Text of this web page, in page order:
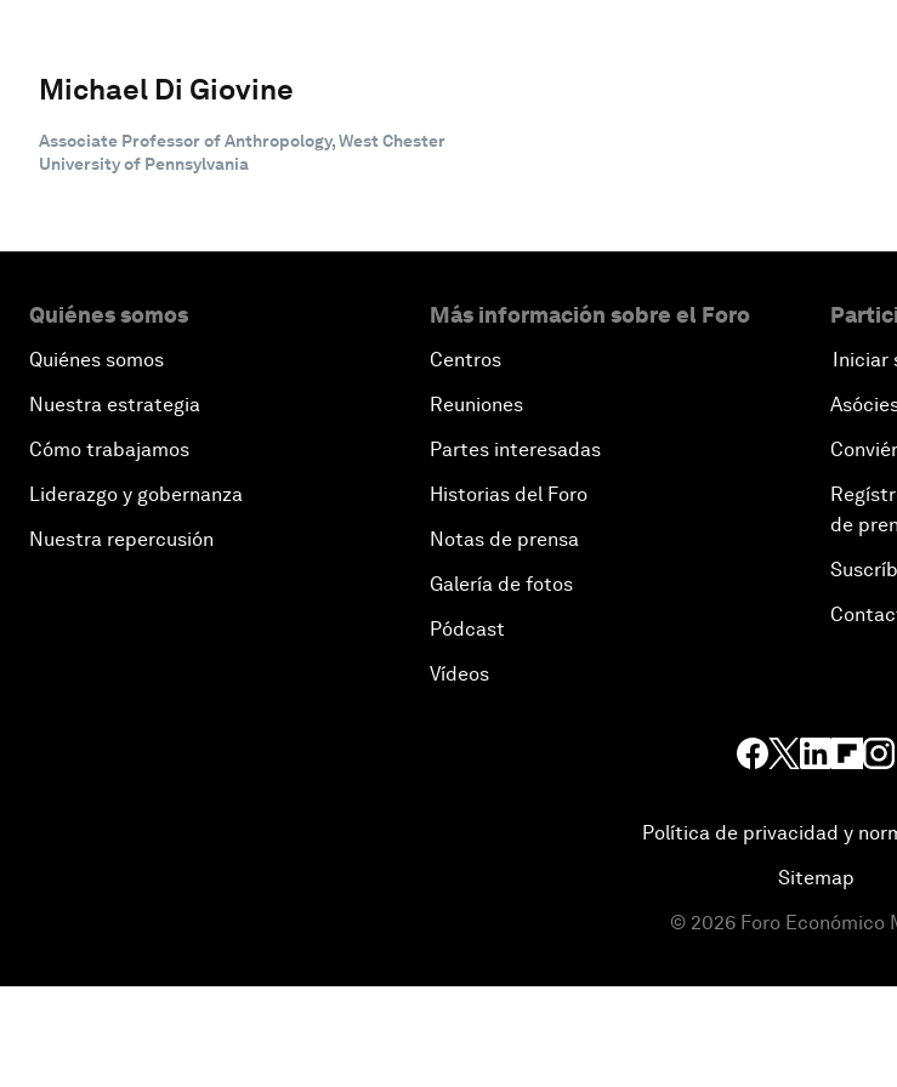
Michael Di Giovine
Associate Professor of Anthropology, West Chester
University of Pennsylvania
Quiénes somos
Quiénes somos
Nuestra estrategia
Cómo trabajamos
Liderazgo y gobernanza
Nuestra repercusión
Más información sobre el Foro
Centros
Reuniones
Partes interesadas
Historias del Foro
Notas de prensa
Galería de fotos
Pódcast
Vídeos
Iniciar
de
Política de privacidad y
Sitemap
© 2026 Foro Económico